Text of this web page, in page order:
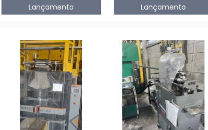
Lançamento Lançamento